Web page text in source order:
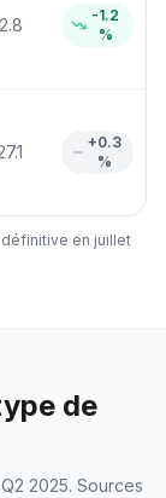
-1.2
%
+0.3
%
en juillet
de
2025. Sources